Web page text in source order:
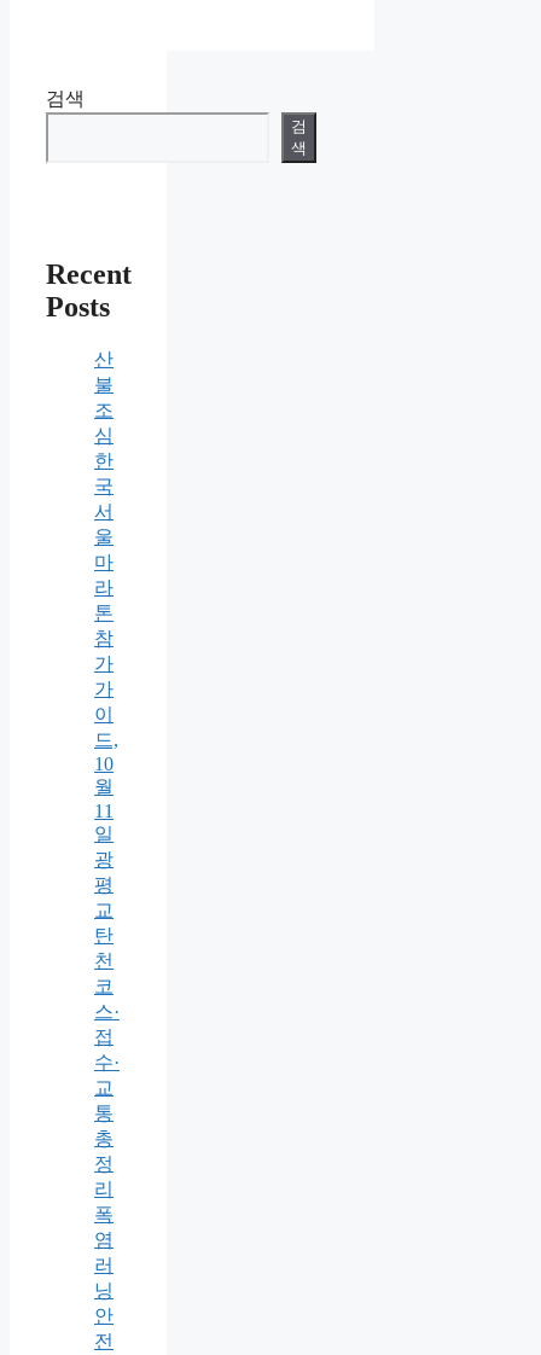
검색
검
색
Recent
Posts
산
불
조
심
한
국
서
울
마
라
톤
참
가
가
이
드,
10
월
11
일
광
평
교
탄
천
코
스·
접
수·
교
통
총
정
리
폭
염
러
닝
안
전